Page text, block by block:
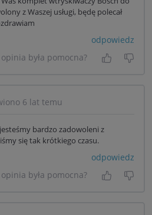
z Waszej usługi, będę polecał
odpowiedz
była pomocna?
Tak, była
Nie
6 lat temu
bardzo zadowoleni z
się tak krótkiego czasu.
odpowiedz
była pomocna?
Tak, była
Nie